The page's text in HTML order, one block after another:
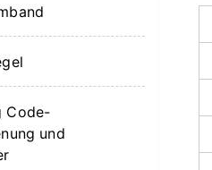
Code-
und